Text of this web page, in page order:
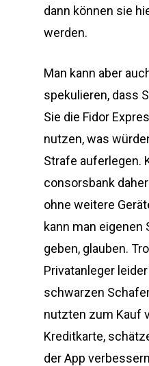
dann können sie
werden.
Man kann aber
spekulieren, dass
Sie die Fidor
nutzen, was
Strafe auferlegen.
consorsbank
ohne weitere
kann man eigenen
geben, glauben.
Privatanleger
schwarzen
nutzten zum Kauf
Kreditkarte,
der App